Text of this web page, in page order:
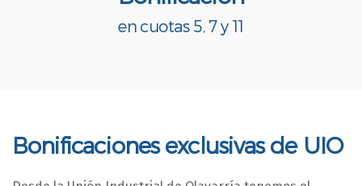
en cuotas 5, 7 y 11
Bonificaciones exclusivas de UIO